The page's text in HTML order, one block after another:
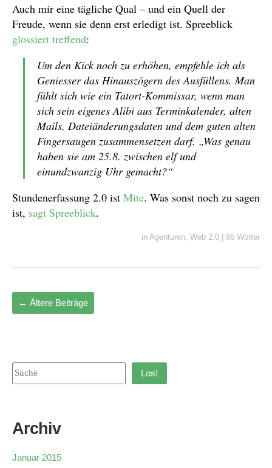
Auch mir eine tägliche Qual – und ein Quell der
Freude, wenn sie denn erst erledigt ist. Spreeblick
glossiert treffend:
Um den Kick noch zu erhöhen, empfehle ich als
Geniesser das Hinauszögern des Ausfüllens. Man
fühlt sich wie ein Tatort-Kommissar, wenn man
sich sein eigenes Alibi aus Terminkalender, alten
Mails, Dateiänderungsdaten und dem guten alten
Fingersaugen zusammensetzen darf. „Was genau
haben sie am 25.8. zwischen elf und
einundzwanzig Uhr gemacht?“
Stundenerfassung 2.0 ist Mite. Was sonst noch zu sagen
ist, sagt Spreeblick.
in Agenturen Web 2.0 86 Wörter
← Ältere Beiträge
Los!
Archiv
Januar 2015